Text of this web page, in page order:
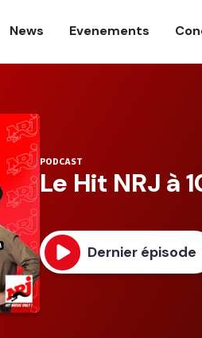
News Evenements
PODCAST
Le Hit NRJ à
Dernier épisode